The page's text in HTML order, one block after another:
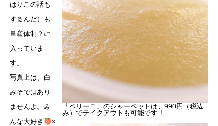
「ベリーニ」のシャーベットは、990円（税込
み）でテイクアウトも可能です！
はりこの話も
するんだ）も
量産体制？に
入っていま
す。
写真上は、白
みそではあり
ませんよ。み
んな大好き
×